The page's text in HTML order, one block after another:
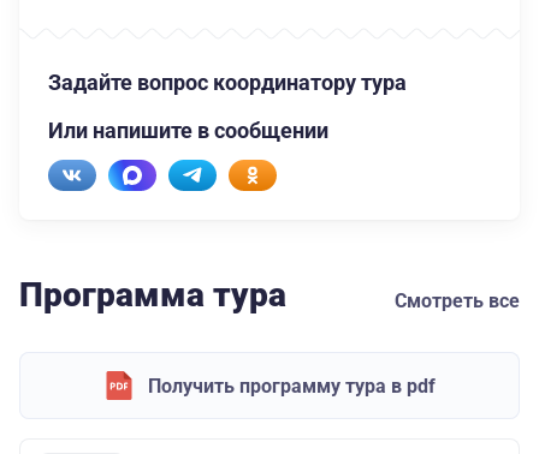
Задайте вопрос координатору тура
Или напишите в сообщении
Программа тура Смотреть все
Получить программу тура в pdf